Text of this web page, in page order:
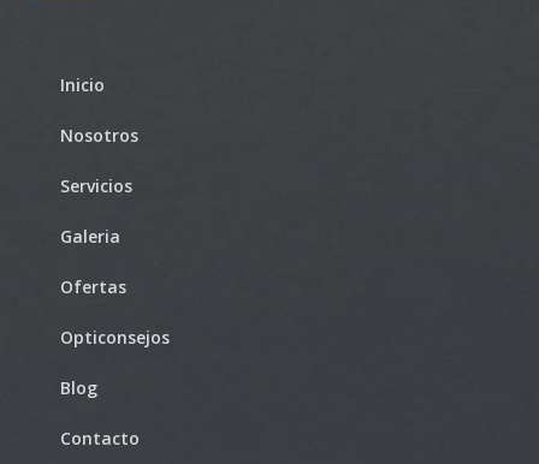
Inicio
Nosotros
Servicios
Galeria
Ofertas
Opticonsejos
Blog
Contacto